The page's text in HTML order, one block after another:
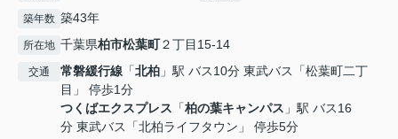
築年数 築43年
所在地 千葉県柏市松葉町２丁目15-14
交通 常磐緩行線 「北柏 」駅 バス10分 東武バス「松葉町二丁
目」 停歩1分
つくばエクスプレス 「柏の葉キャンパス 」駅 バス16
分 東武バス「北柏ライフタウン」 停歩5分